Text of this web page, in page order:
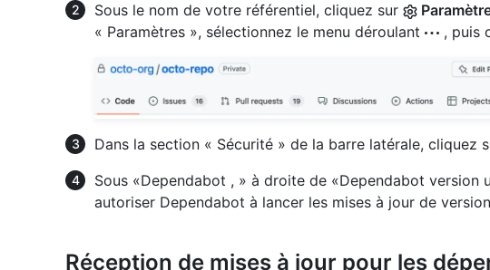
Sous le nom de votre référentiel, cliquez sur
« Paramètres », sélectionnez le menu déroulant
, puis
Dans la section « Sécurité » de la barre latérale, cliquez
Sous «Dependabot , » à droite de «Dependabot version
autoriser Dependabot à lancer les mises à jour de
Réception de mises à jour pour les